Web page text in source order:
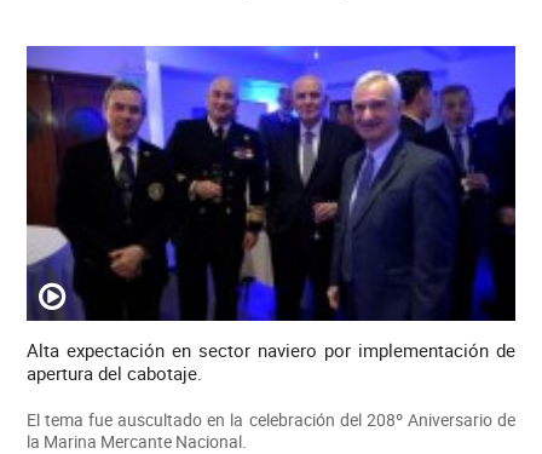
Alta expectación en sector naviero por implementación de
apertura del cabotaje.
El tema fue auscultado en la celebración del 208º Aniversario de
la Marina Mercante Nacional.